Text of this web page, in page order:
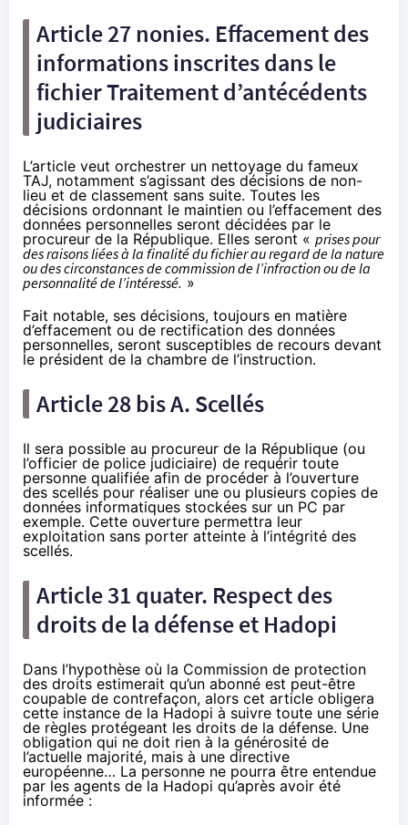
Article 27 nonies. Effacement des
informations inscrites dans le
fichier Traitement d’antécédents
judiciaires
L’article veut orchestrer un nettoyage du fameux
TAJ, notamment s’agissant des décisions de non-
lieu et de classement sans suite. Toutes les
décisions ordonnant le maintien ou l’effacement des
données personnelles seront décidées par le
procureur de la République. Elles seront « prises pour
des raisons liées à la finalité du fichier au regard de la nature
ou des circonstances de commission de l’infraction ou de la
personnalité de l’intéressé. »
Fait notable, ses décisions, toujours en matière
d’effacement ou de rectification des données
personnelles, seront susceptibles de recours devant
le président de la chambre de l’instruction.
Article 28 bis A. Scellés
Il sera possible au procureur de la République (ou
l’officier de police judiciaire) de requérir toute
personne qualifiée afin de procéder à l’ouverture
des scellés pour réaliser une ou plusieurs copies de
données informatiques stockées sur un PC par
exemple. Cette ouverture permettra leur
exploitation sans porter atteinte à l’intégrité des
scellés.
Article 31 quater. Respect des
droits de la défense et Hadopi
Dans l’hypothèse où la Commission de protection
des droits estimerait qu’un abonné est peut-être
coupable de contrefaçon, alors cet article obligera
cette instance de la Hadopi à suivre toute une série
de règles protégeant les droits de la défense. Une
obligation qui ne doit rien à la générosité de
l’actuelle majorité, mais à une directive
européenne… La personne ne pourra être entendue
par les agents de la Hadopi qu’après avoir été
informée :